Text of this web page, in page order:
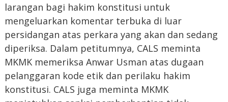
larangan bagi hakim konstitusi untuk
mengeluarkan komentar terbuka di luar
persidangan atas perkara yang akan dan sedang
diperiksa. Dalam petitumnya, CALS meminta
MKMK memeriksa Anwar Usman atas dugaan
pelanggaran kode etik dan perilaku hakim
konstitusi. CALS juga meminta MKMK